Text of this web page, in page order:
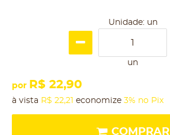
Unidade: un
un
por R$ 22,90
à vista R$ 22,21 economize 3% no Pix
COMPRAR